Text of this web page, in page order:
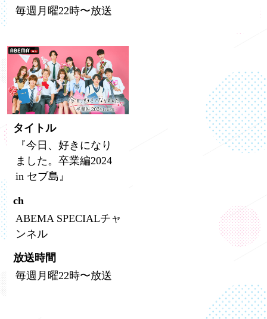
毎週月曜22時〜放送
タイトル
『今日、好きになり
ました。卒業編2024
in セブ島』
ch
ABEMA SPECIALチャ
ンネル
放送時間
毎週月曜22時〜放送